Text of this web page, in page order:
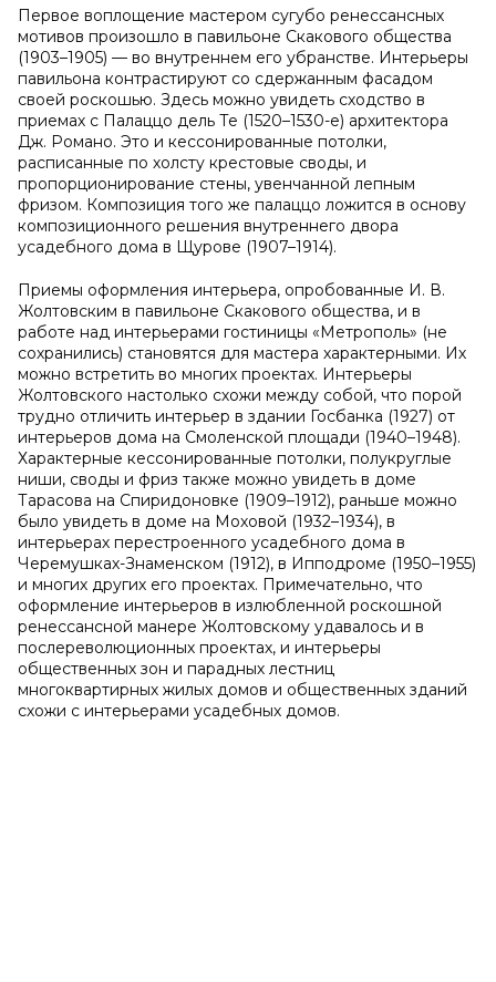
Первое воплощение мастером сугубо ренессансных
мотивов произошло в павильоне Скакового общества
(1903–1905) — во внутреннем его убранстве. Интерьеры
павильона контрастируют со сдержанным фасадом
своей роскошью. Здесь можно увидеть сходство в
приемах с Палаццо дель Те (1520–1530-е) архитектора
Дж. Романо. Это и кессонированные потолки,
расписанные по холсту крестовые своды, и
пропорционирование стены, увенчанной лепным
фризом. Композиция того же палаццо ложится в основу
композиционного решения внутреннего двора
усадебного дома в Щурове (1907–1914).
Приемы оформления интерьера, опробованные И. В.
Жолтовским в павильоне Скакового общества, и в
работе над интерьерами гостиницы «Метрополь» (не
сохранились) становятся для мастера характерными. Их
можно встретить во многих проектах. Интерьеры
Жолтовского настолько схожи между собой, что порой
трудно отличить интерьер в здании Госбанка (1927) от
интерьеров дома на Смоленской площади (1940–1948).
Характерные кессонированные потолки, полукруглые
ниши, своды и фриз также можно увидеть в доме
Тарасова на Спиридоновке (1909–1912), раньше можно
было увидеть в доме на Моховой (1932–1934), в
интерьерах перестроенного усадебного дома в
Черемушках-Знаменском (1912), в Ипподроме (1950–1955)
и многих других его проектах. Примечательно, что
оформление интерьеров в излюбленной роскошной
ренессансной манере Жолтовскому удавалось и в
послереволюционных проектах, и интерьеры
общественных зон и парадных лестниц
многоквартирных жилых домов и общественных зданий
схожи с интерьерами усадебных домов.